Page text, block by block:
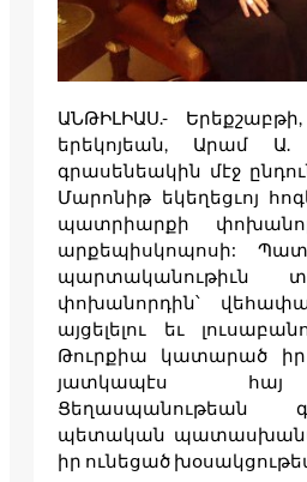
ԱՆԹԻԼԻԱՍ.-
երեկոյեան, Արամ Ա.
գրասենեակին մէջ
Մարոնիթ եկեղեցւոյ
պատրիարքի
արքեպիսկոպոսի:
պարտականութիւն
փոխանորդին՝
այցելելու եւ
Թուրքիա կատարած իր
յատկապէս հայ
Ցեղասպանութեան
պետական
իր ունեցած